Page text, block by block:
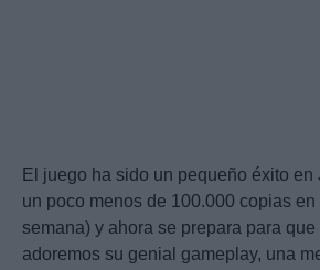
El juego ha sido un pequeño éxito
un poco menos de 100.000 copias en
semana) y ahora se prepara para
adoremos su genial gameplay, una